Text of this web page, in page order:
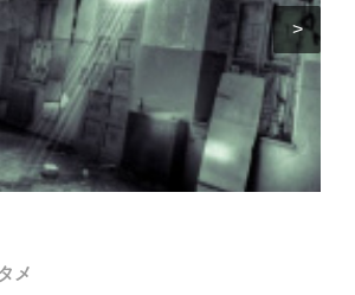
肌…！意味がわかると怖い話10選
メ